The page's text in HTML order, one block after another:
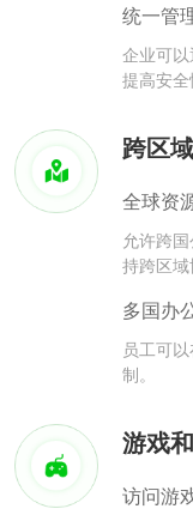
统一管
企业可
提高安全
跨区
全球资
允许跨
持跨区域
多国办
员工可
制。
游戏
访问游